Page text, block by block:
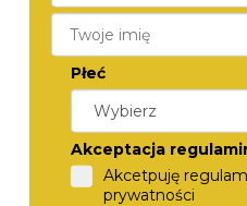
Płeć
Akceptacja
Akcetpuję
prywatności